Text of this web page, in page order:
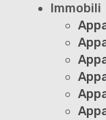
Immobili